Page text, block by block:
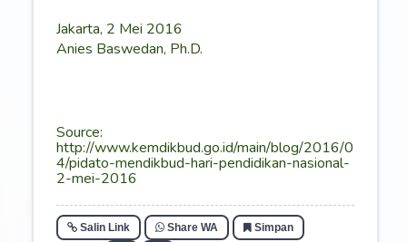
Jakarta, 2 Mei 2016
Anies Baswedan, Ph.D.
Source:
http://www.kemdikbud.go.id/main/blog/2016/0
4/pidato-mendikbud-hari-pendidikan-nasional-
2-mei-2016
Salin Link Share WA Simpan